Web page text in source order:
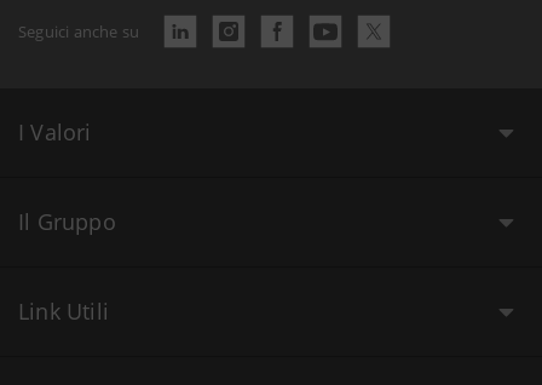
Seguici anche su
I Valori
Il Gruppo
Link Utili